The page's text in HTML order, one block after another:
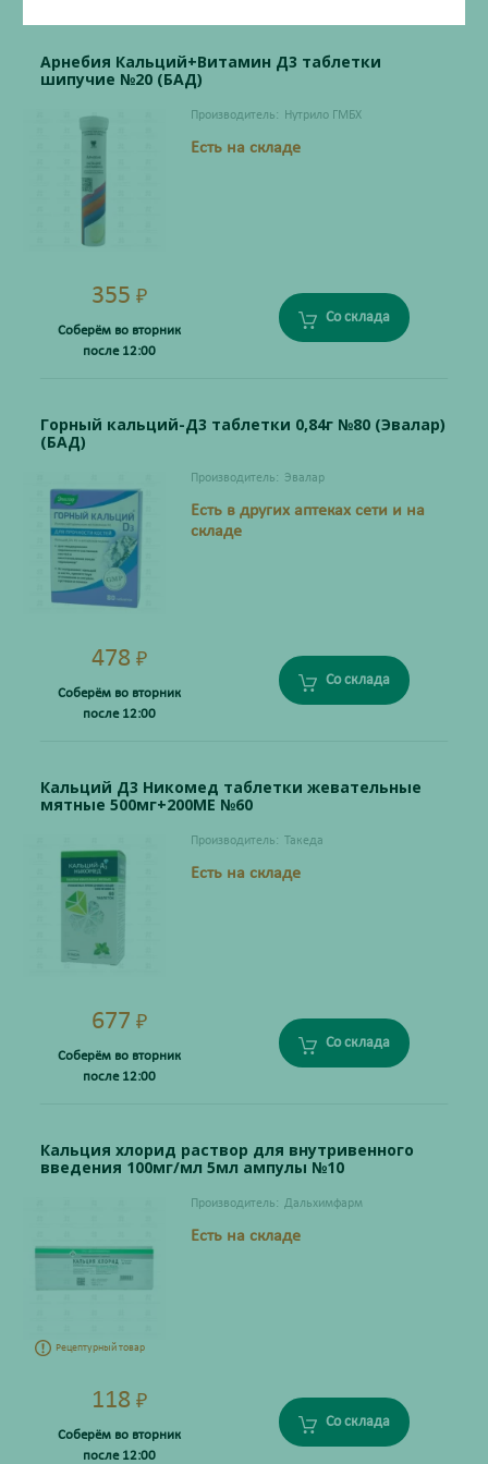
Арнебия Кальций+Витамин Д3 таблетки
шипучие №20 (БАД)
Производитель: Нутрило ГМБХ
Есть на складе
355 ₽
Соберём во вторник
после 12:00
Со склада
Горный кальций-Д3 таблетки 0,84г №80 (Эвалар)
(БАД)
Производитель: Эвалар
Есть в других аптеках сети и на
складе
478 ₽
Соберём во вторник
после 12:00
Со склада
Кальций Д3 Никомед таблетки жевательные
мятные 500мг+200МЕ №60
Производитель: Такеда
Есть на складе
677 ₽
Соберём во вторник
после 12:00
Со склада
Кальция хлорид раствор для внутривенного
введения 100мг/мл 5мл ампулы №10
Рецептурный товар
Производитель: Дальхимфарм
Есть на складе
118 ₽
Соберём во вторник
после 12:00
Со склада